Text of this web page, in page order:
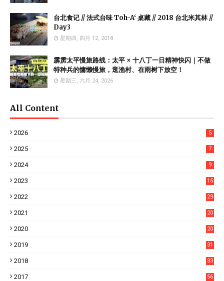
台北食记 // 法式台味 Toh-A‘ 桌藏 // 2018 台北米其林 //
Day3
星期四, 四月 12, 2018
霹雳太平慢旅路线：太平 × 十八丁一日精神快闪｜不做
特种兵的慵懒慢旅，逛渔村、在雨树下放空！
星期三, 六月 24, 2026
All Content
2026 5
2025 7
2024 9
2023 15
2022 29
2021 20
2020 20
2019 31
2018 33
2017 56